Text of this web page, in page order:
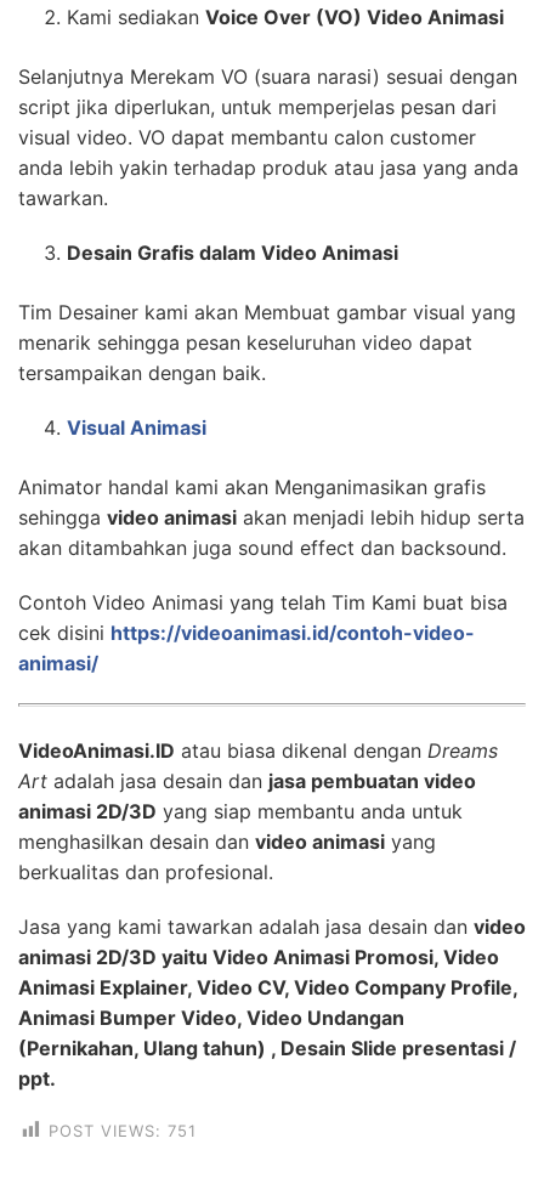
Kami sediakan Voice Over (VO) Video Animasi
Selanjutnya Merekam VO (suara narasi) sesuai dengan
script jika diperlukan, untuk memperjelas pesan dari
visual video. VO dapat membantu calon customer
anda lebih yakin terhadap produk atau jasa yang anda
tawarkan.
Desain Grafis dalam Video Animasi
Tim Desainer kami akan Membuat gambar visual yang
menarik sehingga pesan keseluruhan video dapat
tersampaikan dengan baik.
Visual Animasi
Animator handal kami akan Menganimasikan grafis
sehingga video animasi akan menjadi lebih hidup serta
akan ditambahkan juga sound effect dan backsound.
Contoh Video Animasi yang telah Tim Kami buat bisa
cek disini https://videoanimasi.id/contoh-video-
animasi/
VideoAnimasi.ID atau biasa dikenal dengan Dreams
Art adalah jasa desain dan jasa pembuatan video
animasi 2D/3D yang siap membantu anda untuk
menghasilkan desain dan video animasi yang
berkualitas dan profesional.
Jasa yang kami tawarkan adalah jasa desain dan video
animasi 2D/3D yaitu Video Animasi Promosi, Video
Animasi Explainer, Video CV, Video Company Profile,
Animasi Bumper Video, Video Undangan
(Pernikahan, Ulang tahun) , Desain Slide presentasi /
ppt.
POST VIEWS: 751